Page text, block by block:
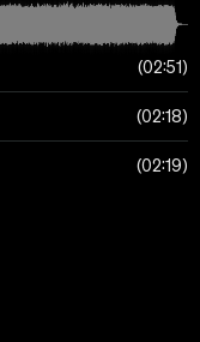
02:51
02:18
02:19